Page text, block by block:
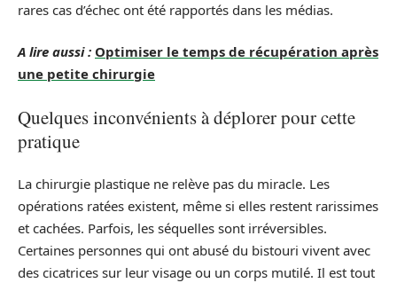
rares cas d’échec ont été rapportés dans les médias.
A lire aussi : Optimiser le temps de récupération après
une petite chirurgie
Quelques inconvénients à déplorer pour cette
pratique
La chirurgie plastique ne relève pas du miracle. Les
opérations ratées existent, même si elles restent rarissimes
et cachées. Parfois, les séquelles sont irréversibles.
Certaines personnes qui ont abusé du bistouri vivent avec
des cicatrices sur leur visage ou un corps mutilé. Il est tout